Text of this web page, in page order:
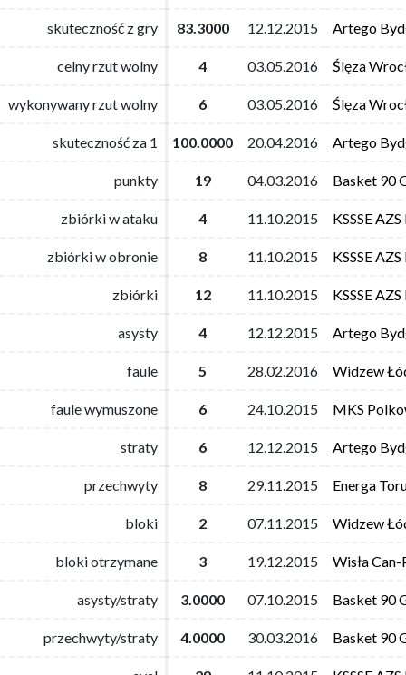
skuteczność z gry 83.3000 12.12.2015 Artego
celny rzut wolny 4 03.05.2016 Ślęza
wykonywany rzut wolny 6 03.05.2016 Ślęza
skuteczność za 1 100.0000 20.04.2016 Artego
punkty 19 04.03.2016 Basket 90
zbiórki w ataku 4 11.10.2015 KSSSE
zbiórki w obronie 8 11.10.2015 KSSSE
zbiórki 12 11.10.2015 KSSSE
asysty 4 12.12.2015 Artego
faule 5 28.02.2016 Widzew
faule wymuszone 6 24.10.2015 MKS
straty 6 12.12.2015 Artego
przechwyty 8 29.11.2015 Energa
bloki 2 07.11.2015 Widzew
bloki otrzymane 3 19.12.2015 Wisła
asysty/straty 3.0000 07.10.2015 Basket 90
przechwyty/straty 4.0000 30.03.2016 Basket 90
skuteczność z gry 83.3000 12.12.2015 Artego
celny rzut wolny 4 03.05.2016 Ślęza
wykonywany rzut wolny 6 03.05.2016 Ślęza
skuteczność za 1 100.0000 20.04.2016 Artego
punkty 19 04.03.2016 Basket 90
zbiórki w ataku 4 11.10.2015 KSSSE
zbiórki w obronie 8 11.10.2015 KSSSE
zbiórki 12 11.10.2015 KSSSE
asysty 4 12.12.2015 Artego
faule 5 28.02.2016 Widzew
faule wymuszone 6 24.10.2015 MKS
straty 6 12.12.2015 Artego
przechwyty 8 29.11.2015 Energa
bloki 2 07.11.2015 Widzew
bloki otrzymane 3 19.12.2015 Wisła
asysty/straty 3.0000 07.10.2015 Basket 90
przechwyty/straty 4.0000 30.03.2016 Basket 90